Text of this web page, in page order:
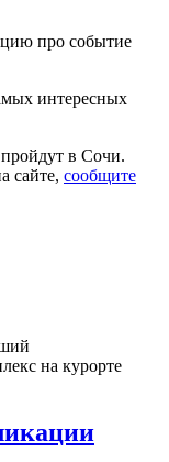
про событие
интересных
в Сочи.
сайте, сообщите
на курорте